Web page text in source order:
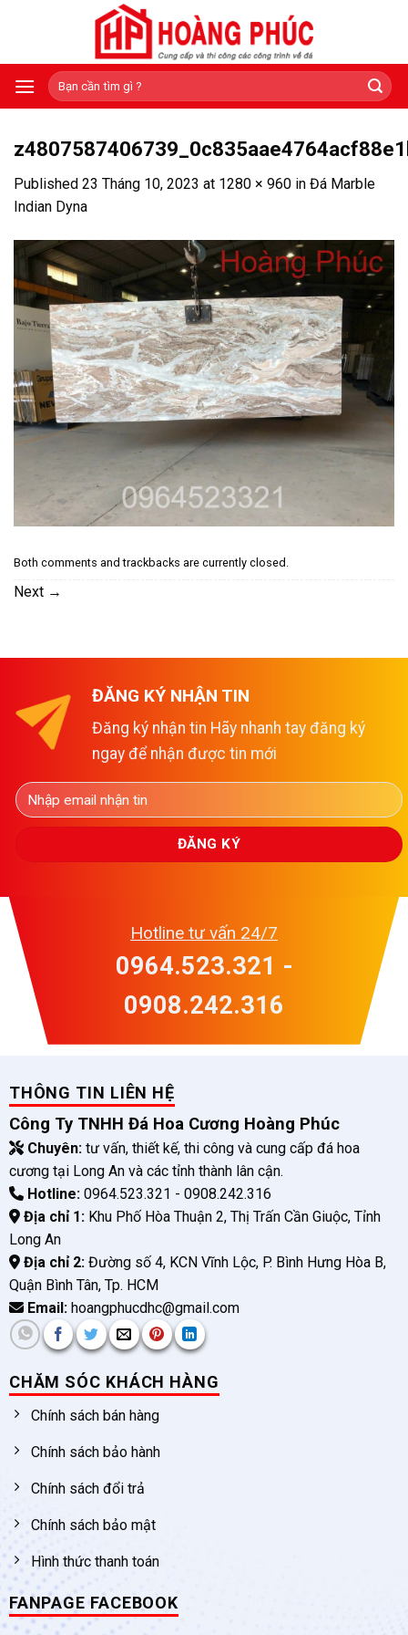
Tìm
kiếm:
Published 23 Tháng 10, 2023 at 1280 × 960 in Đá Marble
Indian Dyna
Both comments and trackbacks are currently closed.
Next →
ĐĂNG KÝ NHẬN TIN
Đăng ký nhận tin Hãy nhanh tay đăng ký
ngay để nhận được tin mới
Hotline tư vấn 24/7
0964.523.321 -
0908.242.316
THÔNG TIN LIÊN HỆ
Công Ty TNHH Đá Hoa Cương Hoàng Phúc
Chuyên:tư vấn, thiết kế, thi công và cung cấp đá hoa
cương tại Long An và các tỉnh thành lân cận.
Hotline:0964.523.321 - 0908.242.316
Địa chỉ 1:Khu Phố Hòa Thuận 2, Thị Trấn Cần Giuộc, Tỉnh
Long An
Địa chỉ 2:Đường số 4, KCN Vĩnh Lộc, P. Bình Hưng Hòa B,
Quận Bình Tân, Tp. HCM
Email:hoangphucdhc@gmail.com
CHĂM SÓC KHÁCH HÀNG
Chính sách bán hàng
Chính sách bảo hành
Chính sách đổi trả
Chính sách bảo mật
Hình thức thanh toán
FANPAGE FACEBOOK